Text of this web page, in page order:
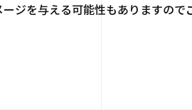
ジを与える可能性もありますので